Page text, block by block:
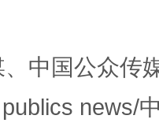
如何以
中国公众传
news/